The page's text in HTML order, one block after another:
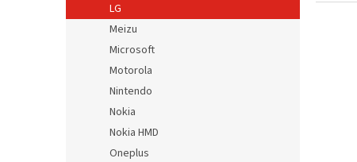
LG
Meizu
Microsoft
Motorola
Nintendo
Nokia
Nokia HMD
Oneplus